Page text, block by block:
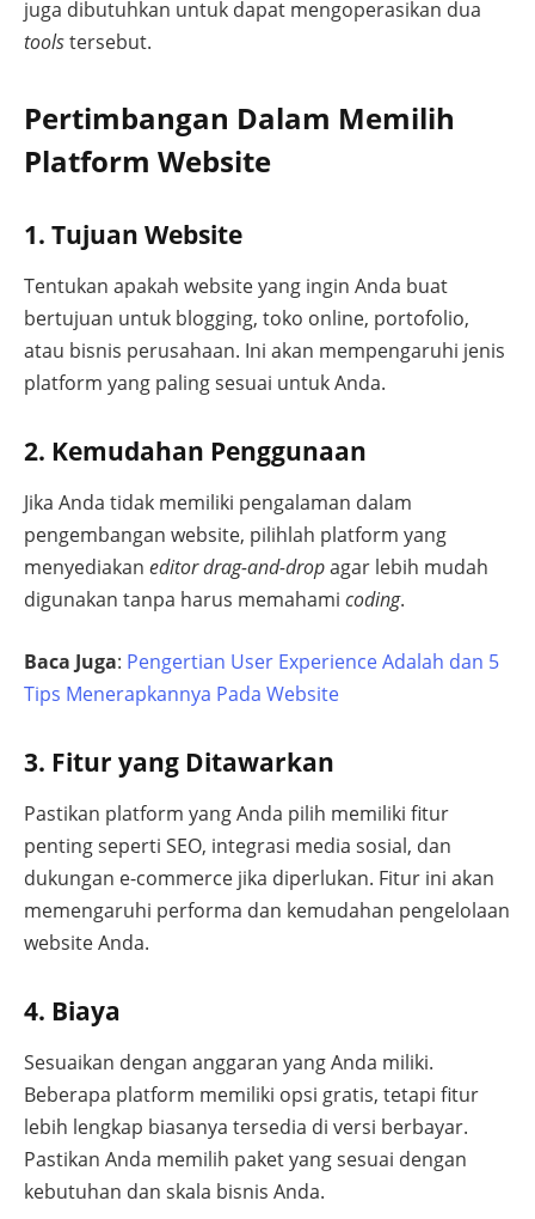
juga dibutuhkan untuk dapat mengoperasikan dua
toolstersebut.
Pertimbangan Dalam Memilih
Platform Website
1. Tujuan Website
Tentukan apakah website yang ingin Anda buat
bertujuan untuk blogging, toko online, portofolio,
atau bisnis perusahaan. Ini akan mempengaruhi jenis
platform yang paling sesuai untuk Anda.
2. Kemudahan Penggunaan
Jika Anda tidak memiliki pengalaman dalam
pengembangan website, pilihlah platform yang
menyediakan editor drag-and-dropagar lebih mudah
digunakan tanpa harus memahami coding.
Baca Juga: Pengertian User Experience Adalah dan 5
Tips Menerapkannya Pada Website
3. Fitur yang Ditawarkan
Pastikan platform yang Anda pilih memiliki fitur
penting seperti SEO, integrasi media sosial, dan
dukungan e-commerce jika diperlukan. Fitur ini akan
memengaruhi performa dan kemudahan pengelolaan
website Anda.
4. Biaya
Sesuaikan dengan anggaran yang Anda miliki.
Beberapa platform memiliki opsi gratis, tetapi fitur
lebih lengkap biasanya tersedia di versi berbayar.
Pastikan Anda memilih paket yang sesuai dengan
kebutuhan dan skala bisnis Anda.